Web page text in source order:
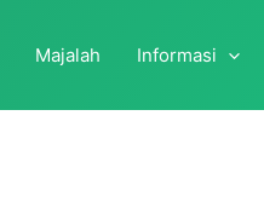
Majalah Informasi